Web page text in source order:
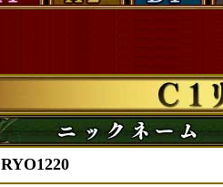
RYO1220